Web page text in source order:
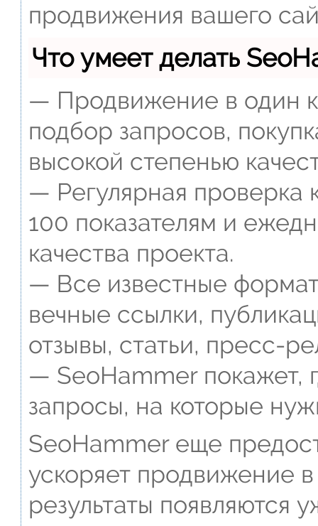
продвижения вашего
Что умеет делать
— Продвижение в один
подбор запросов,
высокой степенью
— Регулярная проверка
100 показателям и
качества проекта.
— Все известные
вечные ссылки,
отзывы, статьи, пресс-
— SeoHammer покажет,
запросы, на которые
SeoHammer еще
ускоряет продвижение
результаты появляются